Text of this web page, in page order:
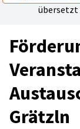
übersetzt
Grätzln